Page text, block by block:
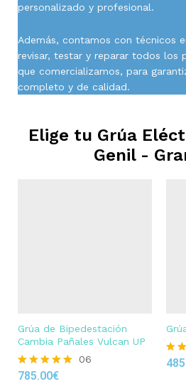
personalizado y profesional.
Además, contamos con técnicos
revisar, testar y reparar todos los
que comercializamos, para
completo y de calidad.
Elige tu Grúa
Genil -
Grúa de Bipedestación
Cambia Pañales Vulcan UP
Rated
06
785.00€